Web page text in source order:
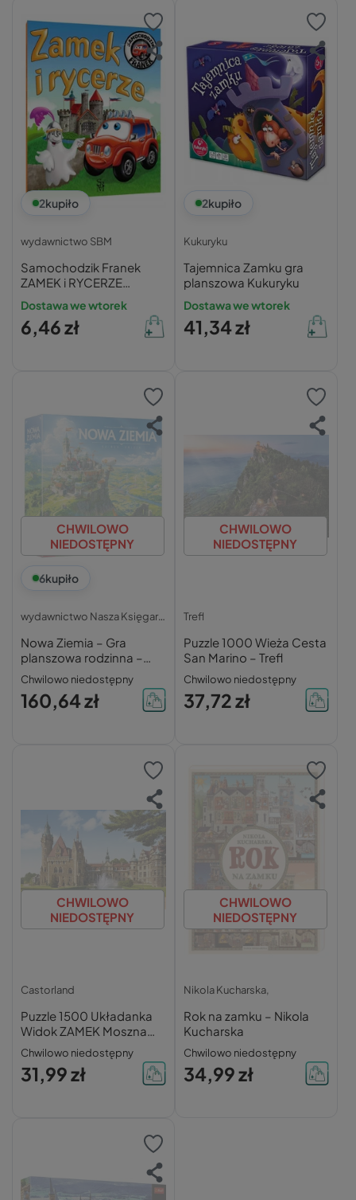
2kupiło
wydawnictwo SBM
Samochodzik Franek
ZAMEK i RYCERZE
Elżbieta Wójcik 3+ SBM
Dostawa we wtorek
6,46 zł
2kupiło
Kukuryku
Tajemnica Zamku gra
planszowa Kukuryku
Dostawa we wtorek
41,34 zł
CHWILOWO
NIEDOSTĘPNY
6kupiło
wydawnictwo Nasza Księgarnia
Nowa Ziemia – Gra
planszowa rodzinna –
Reiner Knizia
Chwilowo niedostępny
160,64 zł
CHWILOWO
NIEDOSTĘPNY
Trefl
Puzzle 1000 Wieża Cesta
San Marino – Trefl
Chwilowo niedostępny
37,72 zł
CHWILOWO
NIEDOSTĘPNY
Castorland
Puzzle 1500 Układanka
Widok ZAMEK Moszna
Ogród Park 9+ Castor
Chwilowo niedostępny
31,99 zł
CHWILOWO
NIEDOSTĘPNY
Nikola Kucharska,
Rok na zamku – Nikola
Kucharska
Chwilowo niedostępny
34,99 zł